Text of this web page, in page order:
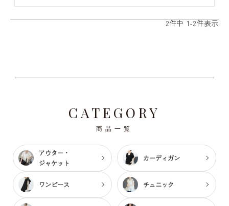
2件中 1-2件表示
CATEGORY
商品一覧
アウター・
ジャケット
カーディガン
ワンピース チュニック